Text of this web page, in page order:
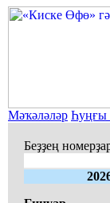
Мәҡәләләр Һуңғы
Беҙҙең